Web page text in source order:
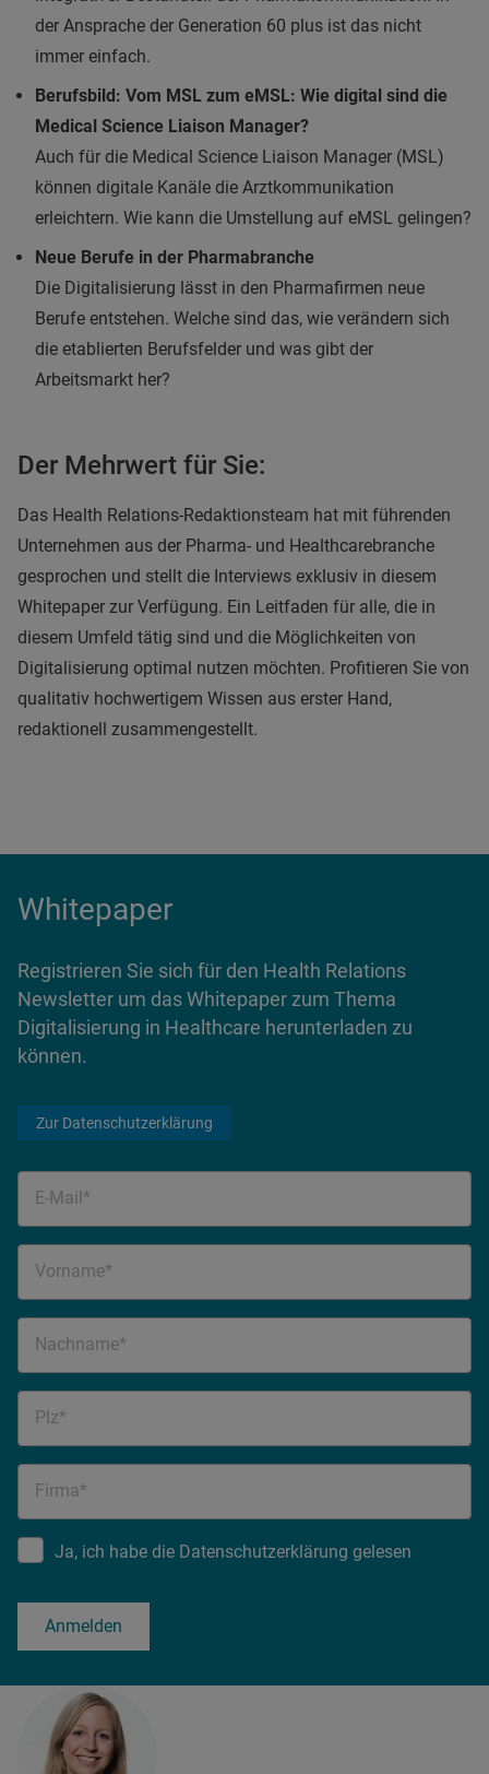
der Ansprache der Generation 60 plus ist das nicht
immer einfach.
Berufsbild: Vom MSL zum eMSL: Wie digital sind die
Medical Science Liaison Manager?
Auch für die Medical Science Liaison Manager (MSL)
können digitale Kanäle die Arztkommunikation
erleichtern. Wie kann die Umstellung auf eMSL gelingen?
Neue Berufe in der Pharmabranche
Die Digitalisierung lässt in den Pharmafirmen neue
Berufe entstehen. Welche sind das, wie verändern sich
die etablierten Berufsfelder und was gibt der
Arbeitsmarkt her?
Der Mehrwert für Sie:
Das Health Relations-Redaktionsteam hat mit führenden
Unternehmen aus der Pharma- und Healthcarebranche
gesprochen und stellt die Interviews exklusiv in diesem
Whitepaper zur Verfügung. Ein Leitfaden für alle, die in
diesem Umfeld tätig sind und die Möglichkeiten von
Digitalisierung optimal nutzen möchten. Profitieren Sie von
qualitativ hochwertigem Wissen aus erster Hand,
redaktionell zusammengestellt.
Whitepaper
Registrieren Sie sich für den Health Relations
Newsletter um das Whitepaper zum Thema
Digitalisierung in Healthcare herunterladen zu
können.
Zur Datenschutzerklärung
E-Mail*
Vorname*
Nachname*
Plz*
Firma*
Ja, ich habe die Datenschutzerklärung gelesen
Anmelden